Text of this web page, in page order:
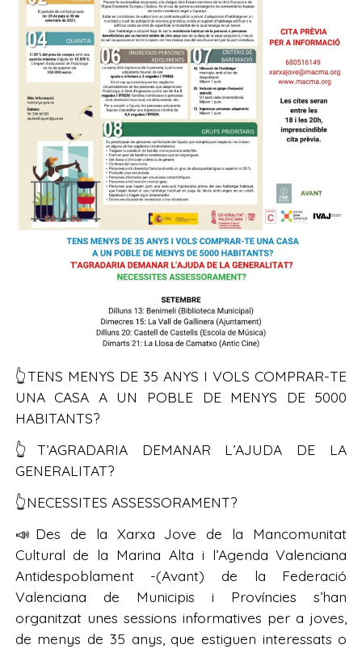
👆TENS MENYS DE 35 ANYS I VOLS COMPRAR-TE
UNA CASA A UN POBLE DE MENYS DE 5000
HABITANTS?
👆T’AGRADARIA DEMANAR L’AJUDA DE LA
GENERALITAT?
👆NECESSITES ASSESSORAMENT?
📣Des de la Xarxa Jove de la Mancomunitat
Cultural de la Marina Alta i l’Agenda Valenciana
Antidespoblament -(Avant) de la Federació
Valenciana de Municipis i Províncies s’han
organitzat unes sessions informatives per a joves,
de menys de 35 anys, que estiguen interessats o